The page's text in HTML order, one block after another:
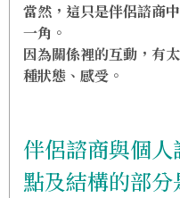
當然，這只是伴侶諮商
一角。
因為關係裡的互動，有
種狀態、感受。
伴侶諮商與個
點及結構的部分